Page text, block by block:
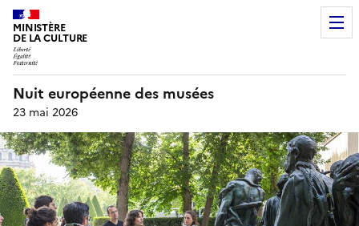
MINISTÈRE
DE LA CULTURE
Nuit européenne des musées
23 mai 2026